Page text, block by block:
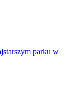
parku w